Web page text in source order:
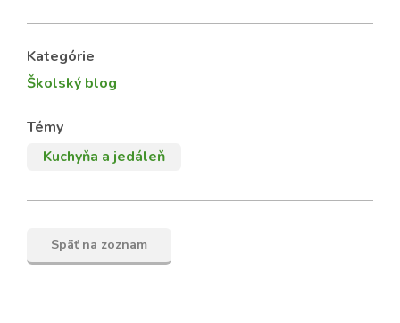
Kategórie
Školský blog
Témy
Kuchyňa a jedáleň
Späť na zoznam